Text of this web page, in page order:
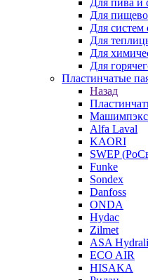
Для пива и
Для
Для систем
Для
Для
Для
Пластинчатые
Назад
Машимпэкс
Alfa Laval
KAORI
SWEP
Funke
Sondex
Danfoss
ONDA
Hydac
Zilmet
ASA
ECO AIR
HISAKA